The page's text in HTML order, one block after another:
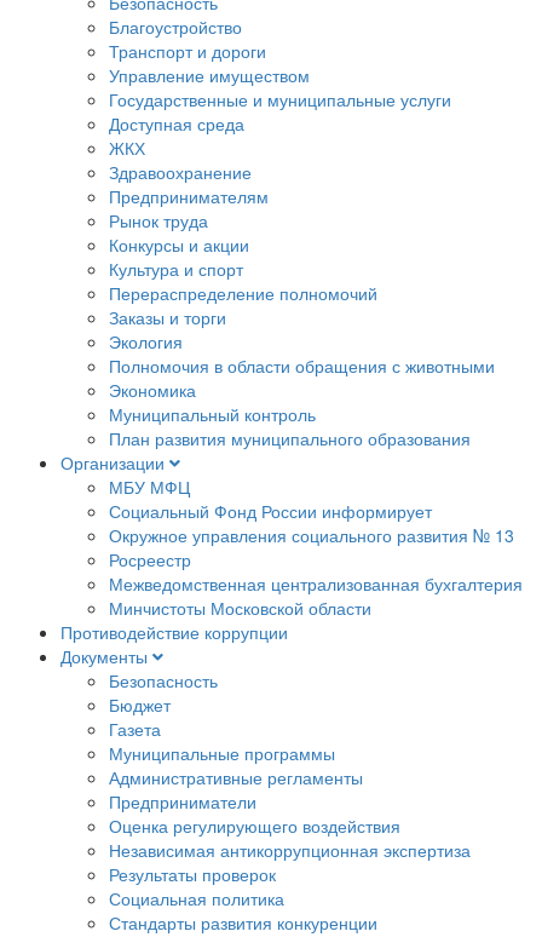
Благоустройство
Транспорт и дороги
Управление имуществом
Государственные и муниципальные услуги
Доступная среда
ЖКХ
Здравоохранение
Предпринимателям
Рынок труда
Конкурсы и акции
Культура и спорт
Перераспределение полномочий
Заказы и торги
Экология
Полномочия в области обращения с животными
Экономика
Муниципальный контроль
План развития муниципального образования
Организации
МБУ МФЦ
Социальный Фонд России информирует
Окружное управления социального развития № 13
Росреестр
Межведомственная централизованная бухгалтерия
Минчистоты Московской области
Противодействие коррупции
Документы
Безопасность
Бюджет
Газета
Муниципальные программы
Административные регламенты
Предприниматели
Оценка регулирующего воздействия
Независимая антикоррупционная экспертиза
Результаты проверок
Социальная политика
Стандарты развития конкуренции